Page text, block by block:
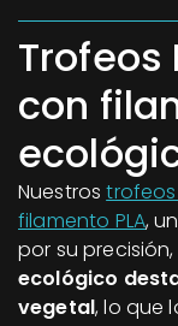
Trofeos
con
Nuestros
filamento PLA,
por su
ecológico
vegetal, lo que